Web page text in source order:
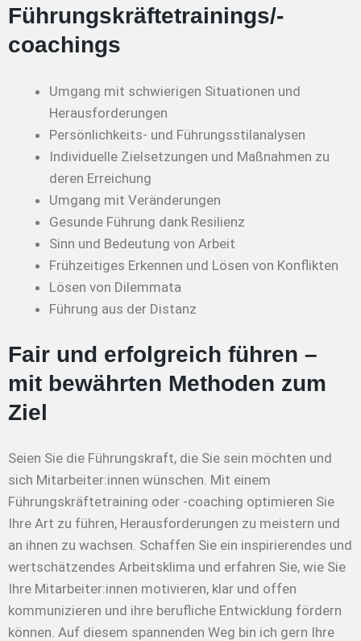
Führungskräftetrainings/-
coachings
Umgang mit schwierigen Situationen und
Herausforderungen
Persönlichkeits- und Führungsstilanalysen
Individuelle Zielsetzungen und Maßnahmen zu
deren Erreichung
Umgang mit Veränderungen
Gesunde Führung dank Resilienz
Sinn und Bedeutung von Arbeit
Frühzeitiges Erkennen und Lösen von Konflikten
Lösen von Dilemmata
Führung aus der Distanz
Fair und erfolgreich führen –
mit bewährten Methoden zum
Ziel
Seien Sie die Führungskraft, die Sie sein möchten und
sich Mitarbeiter:innen wünschen. Mit einem
Führungskräftetraining oder -coaching optimieren Sie
Ihre Art zu führen, Herausforderungen zu meistern und
an ihnen zu wachsen. Schaffen Sie ein inspirierendes und
wertschätzendes Arbeitsklima und erfahren Sie, wie Sie
Ihre Mitarbeiter:innen motivieren, klar und offen
kommunizieren und ihre berufliche Entwicklung fördern
können. Auf diesem spannenden Weg bin ich gern Ihre